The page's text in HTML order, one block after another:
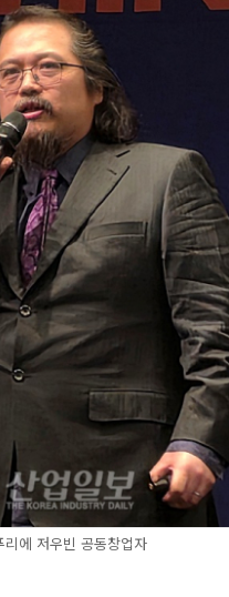
리에 저우빈 공동창업자